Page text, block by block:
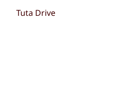
Tuta Drive